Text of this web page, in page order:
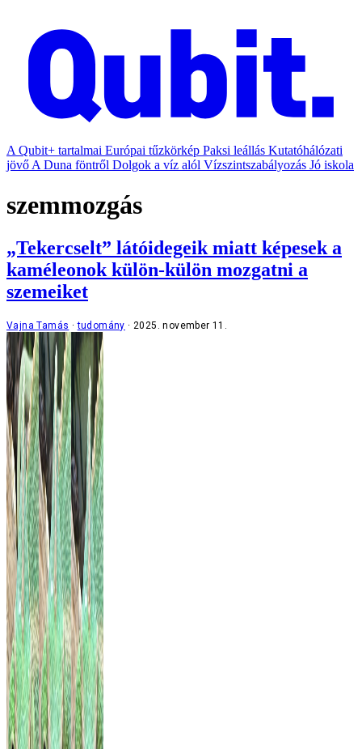
A Qubit+ tartalmai Európai tűzkörkép Paksi leállás Kutatóhálózati
jövő A Duna föntről Dolgok a víz alól Vízszintszabályozás Jó iskola
szemmozgás
„Tekercselt” látóidegeik miatt képesek a
kaméleonok külön-külön mozgatni a
szemeiket
Vajna Tamás tudomány 2025. november 11.